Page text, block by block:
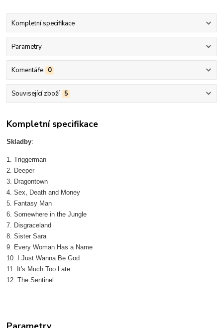
Kompletní specifikace
Parametry
Komentáře 0
Související zboží 5
Kompletní specifikace
Skladby:
1. Triggerman
2. Deeper
3. Dragontown
4. Sex, Death and Money
5. Fantasy Man
6. Somewhere in the Jungle
7. Disgraceland
8. Sister Sara
9. Every Woman Has a Name
10. I Just Wanna Be God
11. It's Much Too Late
12. The Sentinel